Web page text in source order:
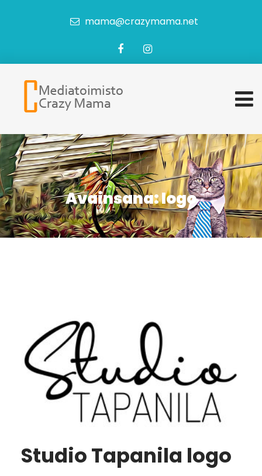
mama@crazymama.net
Avainsana:logo
Studio Tapanila logo